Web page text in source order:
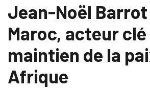
Jean-Noël
Maroc, acteur clé
maintien de la
Afrique